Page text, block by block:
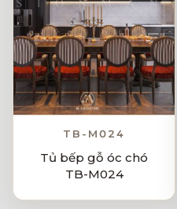
TB-M024
Tủ bếp gỗ óc chó
TB-M024